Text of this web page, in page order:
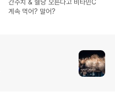
간수치 & 혈당 오른다고 비타민C
계속 먹어? 말어?